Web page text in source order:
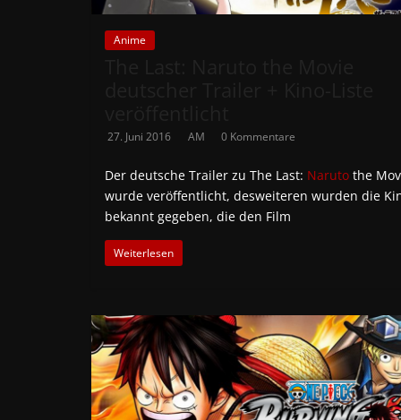
Anime
27. Juni 2016 AM 0 Kommentare
Der deutsche Trailer zu The Last: Naruto the
wurde veröffentlicht, desweiteren wurden die
bekannt gegeben, die den Film
Weiterlesen